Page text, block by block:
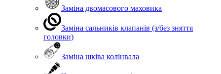
Заміна двомасового маховика
Заміна сальників клапанів (з/без зняття
головки)
Заміна шківа колінвала